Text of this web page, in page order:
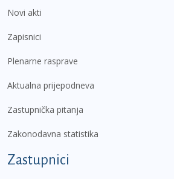
Novi akti
Zapisnici
Plenarne rasprave
Aktualna prijepodneva
Zastupnička pitanja
Zakonodavna statistika
Zastupnici